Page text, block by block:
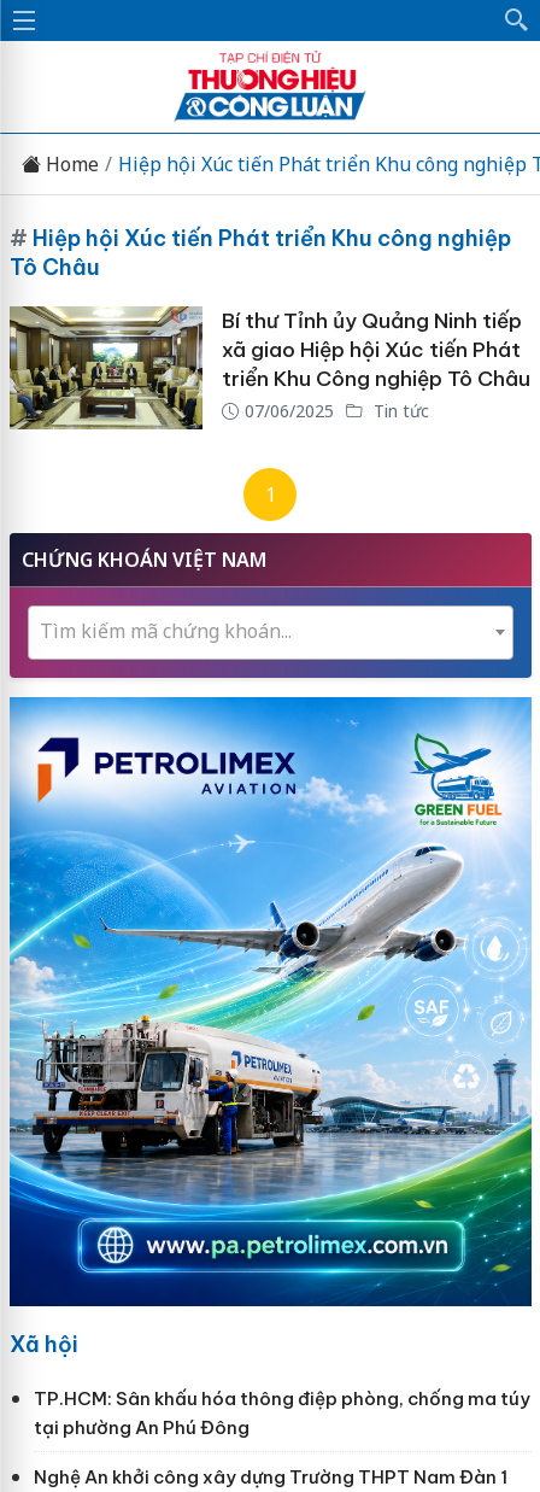
Home Hiệp hội Xúc tiến Phát triển Khu công nghiệp
# Hiệp hội Xúc tiến Phát triển Khu công nghiệp
Tô Châu
Bí thư Tỉnh ủy Quảng Ninh tiếp
xã giao Hiệp hội Xúc tiến Phát
triển Khu Công nghiệp Tô Châu
07/06/2025 Tin tức
1
CHỨNG KHOÁN VIỆT NAM
Tìm kiếm mã chứng khoán...
Xã hội
TP.HCM: Sân khấu hóa thông điệp phòng, chống ma túy
tại phường An Phú Đông
Nghệ An khởi công xây dựng Trường THPT Nam Đàn 1